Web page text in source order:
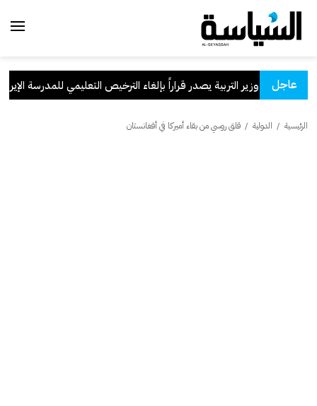
عاجلوزير التربية يصدر قراراً بإلغاء الترخيص التعليمي للمدرسة الإيرانية
الرئيسية / الدولية / قلق روسي من بقاء أميركا في أفغانستان